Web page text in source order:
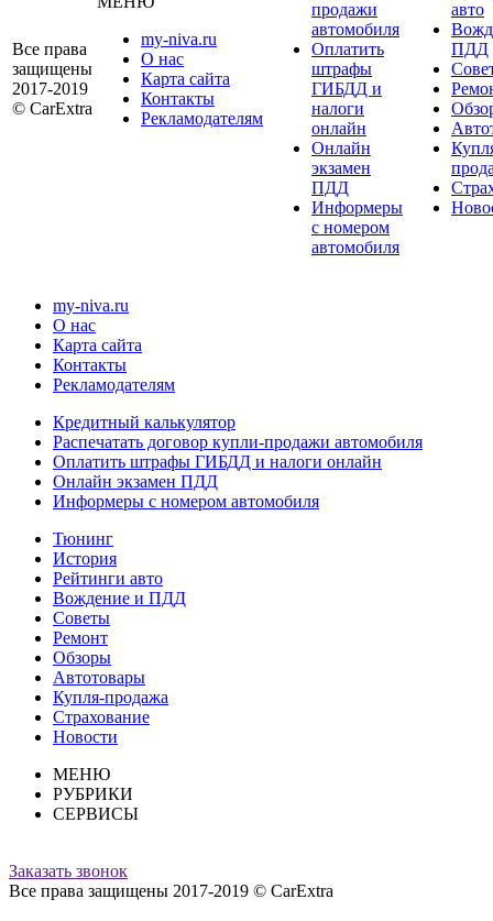
Все права
защищены
2017-2019
© CarExtra
my-niva.ru
О нас
Карта сайта
Контакты
Рекламодателям
продажи
автомобиля
Оплатить
штрафы
ГИБДД и
налоги
онлайн
Онлайн
экзамен
ПДД
Информеры
с номером
автомобиля
авто
ПДД
my-niva.ru
О нас
Карта сайта
Контакты
Рекламодателям
Кредитный калькулятор
Распечатать договор купли-продажи автомобиля
Оплатить штрафы ГИБДД и налоги онлайн
Онлайн экзамен ПДД
Информеры с номером автомобиля
Тюнинг
История
Рейтинги авто
Вождение и ПДД
Советы
Ремонт
Обзоры
Автотовары
Купля-продажа
Страхование
Новости
МЕНЮ
РУБРИКИ
СЕРВИСЫ
Заказать звонок
Все права защищены 2017-2019 © CarExtra